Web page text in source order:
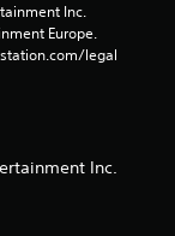
Inc.
Europe.
legal
Inc.